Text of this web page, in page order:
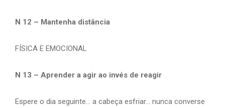
N 12 – Mantenha distância
FÍSICA E EMOCIONAL
N 13 – Aprender a agir ao invés de reagir
Espere o dia seguinte… a cabeça esfriar… nunca converse